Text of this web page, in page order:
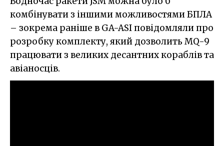
комбінувати з іншими можливостями БПЛА
– зокрема раніше в GA-ASI повідомляли про
розробку комплекту, який дозволить MQ-9
працювати з великих десантних кораблів та
авіаносців.